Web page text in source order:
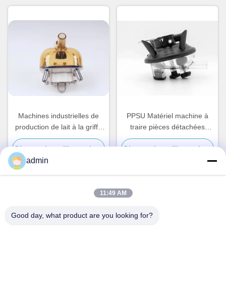
Machines industrielles de
production de lait à la griffe
450cc PC Matériel de
production agricole
Obtenez le meilleur prix
PPSU Matériel machine à
traire pièces détachées
Griffe 450cc Produits laitiers
industriels
Obtenez le meilleur prix
admin
11:49 AM
Good day, what product are you looking for?